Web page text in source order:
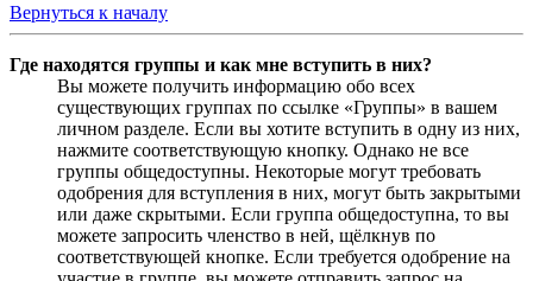
Вернуться к началу
Где находятся группы и как мне вступить в них?
Вы можете получить информацию обо всех
существующих группах по ссылке «Группы» в вашем
личном разделе. Если вы хотите вступить в одну из них,
нажмите соответствующую кнопку. Однако не все
группы общедоступны. Некоторые могут требовать
одобрения для вступления в них, могут быть закрытыми
или даже скрытыми. Если группа общедоступна, то вы
можете запросить членство в ней, щёлкнув по
соответствующей кнопке. Если требуется одобрение на